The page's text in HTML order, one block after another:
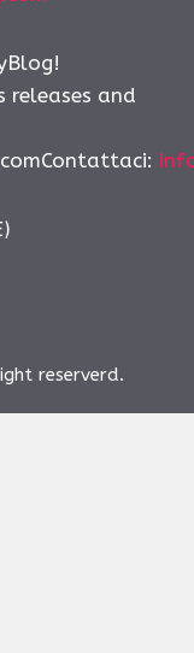
releases and
reserverd.